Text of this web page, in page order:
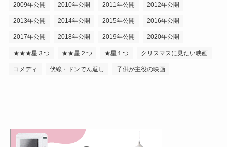
2009年公開 2010年公開 2011年公開 2012年公開
2013年公開 2014年公開 2015年公開 2016年公開
2017年公開 2018年公開 2019年公開 2020年公開
★★★星３つ ★★星２つ ★星１つ クリスマスに見たい映画
コメディ 伏線・ドンでん返し 子供が主役の映画